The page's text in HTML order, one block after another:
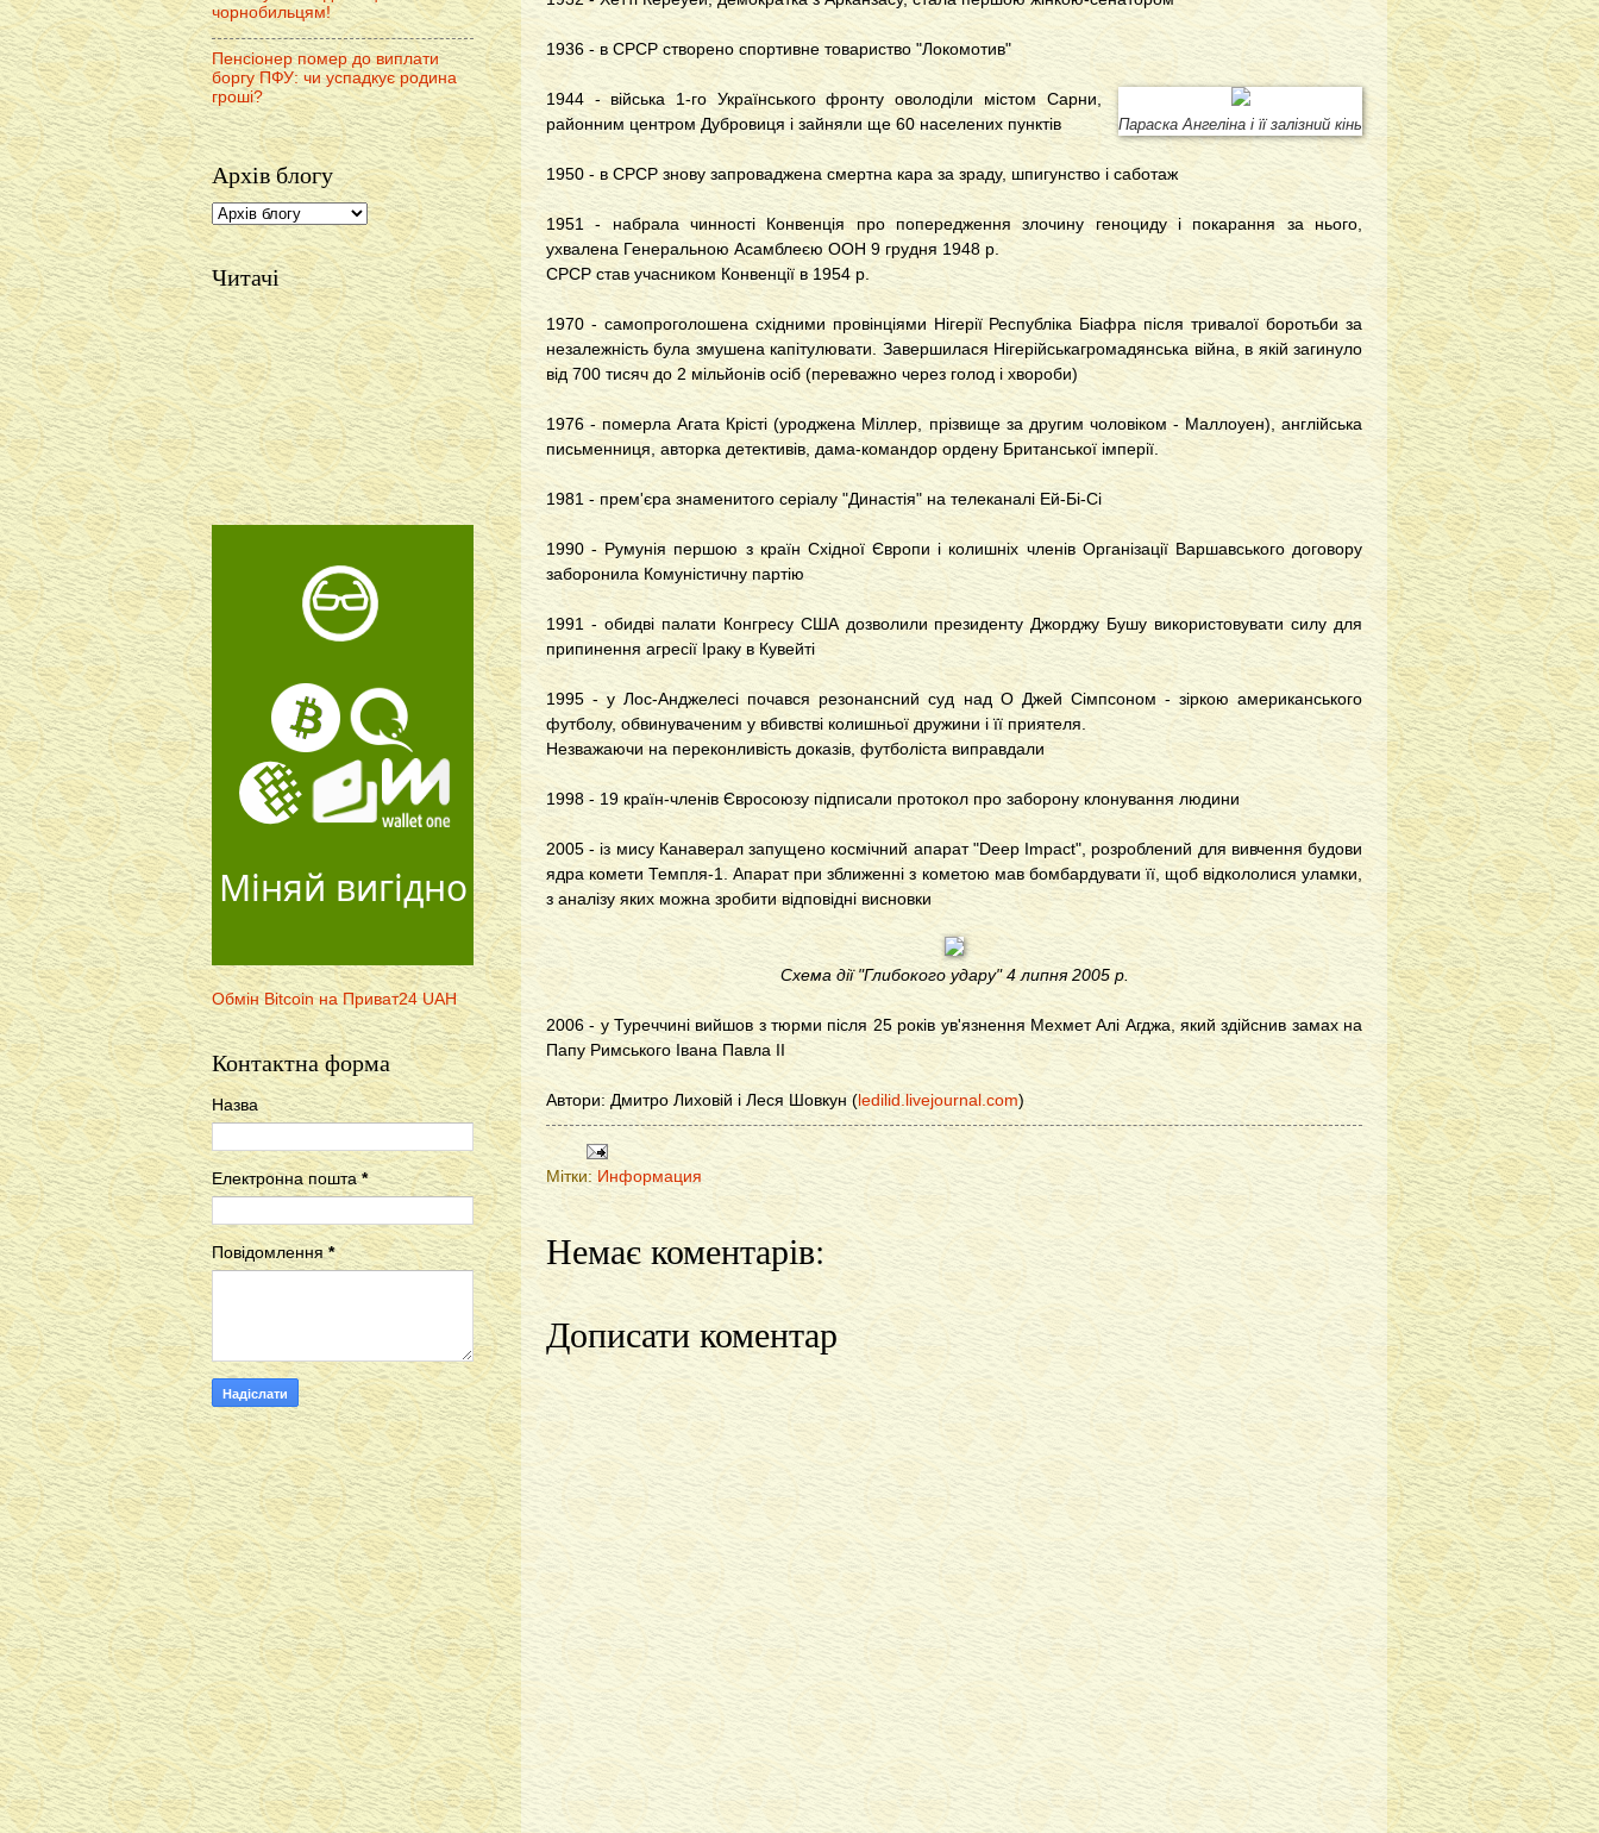
1936 - в СРСР створено спортивне товариство "Локомотив"
Параска Ангеліна і її залізний кінь
1944 - війська 1-го Українського фронту оволоділи містом Сарни,
районним центром Дубровиця і зайняли ще 60 населених пунктів
1950 - в СРСР знову запроваджена смертна кара за зраду, шпигунство і саботаж
1951 - набрала чинності Конвенція про попередження злочину геноциду і покарання за нього,
ухвалена Генеральною Асамблеєю ООН 9 грудня 1948 р.
СРСР став учасником Конвенції в 1954 р.
1970 - самопроголошена східними провінціями Нігерії Республіка Біафра після тривалої боротьби за
незалежність була змушена капітулювати. Завершилася Нігерійськагромадянська війна, в якій загинуло
від 700 тисяч до 2 мільйонів осіб (переважно через голод і хвороби)
1976 - померла Агата Крісті (уроджена Міллер, прізвище за другим чоловіком - Маллоуен), англійська
письменниця, авторка детективів, дама-командор ордену Британської імперії.
1981 - прем'єра знаменитого серіалу "Династія" на телеканалі Ей-Бі-Сі
1990 - Румунія першою з країн Східної Європи і колишніх членів Організації Варшавського договору
заборонила Комуністичну партію
1991 - обидві палати Конгресу США дозволили президенту Джорджу Бушу використовувати силу для
припинення агресії Іраку в Кувейті
1995 - у Лос-Анджелесі почався резонансний суд над О Джей Сімпсоном - зіркою американського
футболу, обвинуваченим у вбивстві колишньої дружини і її приятеля.
Незважаючи на переконливість доказів, футболіста виправдали
1998 - 19 країн-членів Євросоюзу підписали протокол про заборону клонування людини
2005 - із мису Канаверал запущено космічний апарат "Deep Impact", розроблений для вивчення будови
ядра комети Темпля-1. Апарат при зближенні з кометою мав бомбардувати її, щоб відкололися уламки,
з аналізу яких можна зробити відповідні висновки
Схема дії "Глибокого удару" 4 липня 2005 р.
2006 - у Туреччині вийшов з тюрми після 25 років ув'язнення Мехмет Алі Агджа, який здійснив замах на
Папу Римського Івана Павла ІІ
Автори: Дмитро Лиховій і Леся Шовкун (ledilid.livejournal.com)
Мітки: Информация
Немає коментарів:
Дописати коментар
чорнобильцям!
Пенсіонер помер до виплати
боргу ПФУ: чи успадкує родина
гроші?
Архів блогу
Читачі
Міняй вигідно
Обмін Bitcoin на Приват24 UAH
Контактна форма
Назва
Електронна пошта*
Повідомлення*